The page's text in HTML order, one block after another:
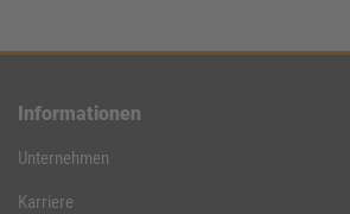
Informationen
Unternehmen
Karriere